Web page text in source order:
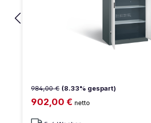
984,00 € (8.33% gespart)
902,00 € netto